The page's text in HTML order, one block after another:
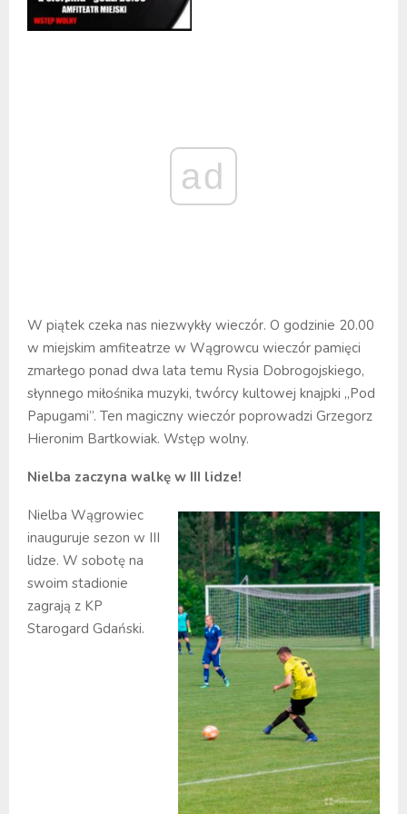
ad
W piątek czeka nas niezwykły wieczór. O godzinie 20.00
w miejskim amfiteatrze w Wągrowcu wieczór pamięci
zmarłego ponad dwa lata temu Rysia Dobrogojskiego,
słynnego miłośnika muzyki, twórcy kultowej knajpki „Pod
Papugami”. Ten magiczny wieczór poprowadzi Grzegorz
Hieronim Bartkowiak. Wstęp wolny.
Nielba zaczyna walkę w III lidze!
Nielba Wągrowiec
inauguruje sezon w III
lidze. W sobotę na
swoim stadionie
zagrają z KP
Starogard Gdański.